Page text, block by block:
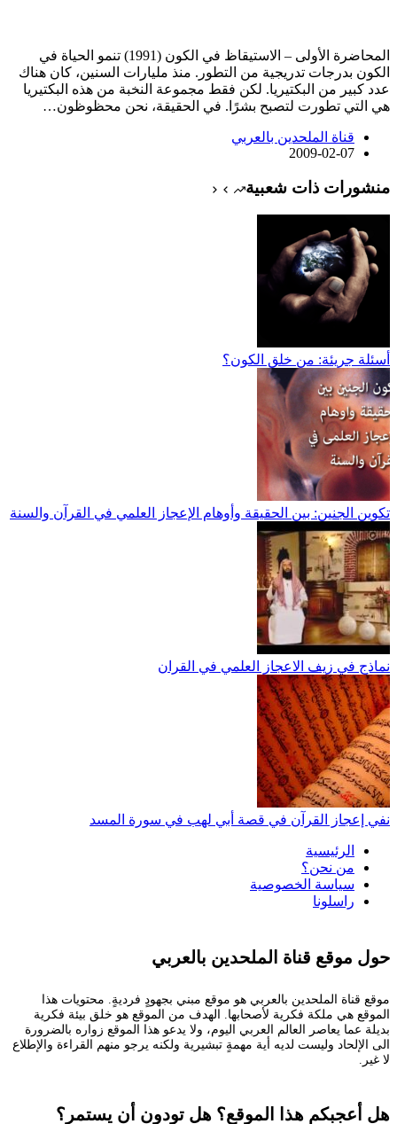
المحاضرة الأولى – الاستيقاظ في الكون (1991) تنمو الحياة في
الكون بدرجات تدريجية من التطور. منذ مليارات السنين، كان هناك
عدد كبير من البكتيريا. لكن فقط مجموعة النخبة من هذه البكتيريا
هي التي تطورت لتصبح بشرًا. في الحقيقة، نحن محظوظون…
قناة الملحدين بالعربي
2009-02-07
منشورات ذات شعبية
أسئلة جريئة: من خلق الكون؟
تكوين الجنين: بين الحقيقة وأوهام الإعجاز العلمي في القرآن والسنة
نماذج في زيف الاعجاز العلمي في القران
نفي إعجاز القرآن في قصة أبي لهب في سورة المسد
الرئيسية
من نحن؟
سياسة الخصوصية
راسلونا
حول موقع قناة الملحدين بالعربي
موقع قناة الملحدين بالعربي هو موقع مبني بجهودٍ فرديةٍ. محتويات هذا
الموقع هي ملكة فكرية لأصحابها. الهدف من الموقع هو خلق بيئة فكرية
بديلة عما يعاصر العالم العربي اليوم، ولا يدعو هذا الموقع زواره بالضرورة
الى الإلحاد وليست لديه أية مهمةٍ تبشيرية ولكنه يرجو منهم القراءة والإطلاع
لا غير.
هل أعجبكم هذا الموقع؟ هل تودون أن يستمر؟